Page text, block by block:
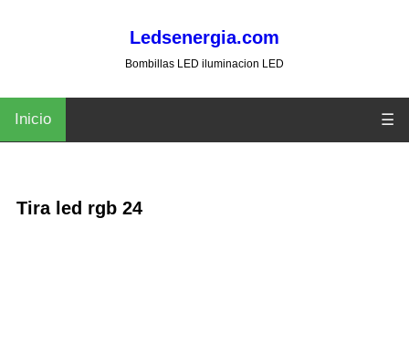
Ledsenergia.com
Bombillas LED iluminacion LED
Inicio ☰
Tira led rgb 24